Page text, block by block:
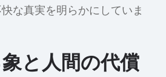
な真実を明らかにしていま
と人間の代償